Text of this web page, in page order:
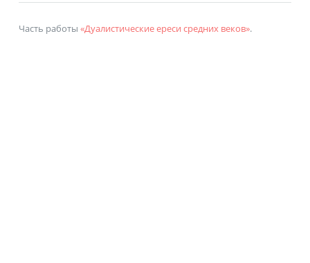
Часть работы «Дуалистические ереси средних веков».